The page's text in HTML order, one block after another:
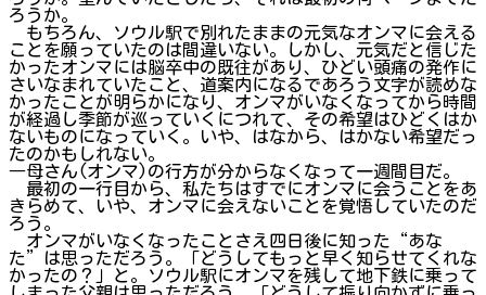
ろうか。
もちろん、ソウル駅で別れたままの元気なオンマに会える
ことを願っていたのは間違いない。しかし、元気だと信じた
かったオンマには脳卒中の既往があり、ひどい頭痛の発作に
さいなまれていたこと、道案内になるであろう文字が読めな
かったことが明らかになり、オンマがいなくなってから時間
が経過し季節が巡っていくにつれて、その希望はひどくはか
ないものになっていく。いや、はなから、はかない希望だっ
たのかもしれない。
―母さん(オンマ)の行方が分からなくなって一週間目だ。
最初の一行目から、私たちはすでにオンマに会うことをあ
きらめて、いや、オンマに会えないことを覚悟していたのだ
ろう。
オンマがいなくなったことさえ四日後に知った“あな
た”は思っただろう。「どうしてもっと早く知らせてくれな
かったの？」と。ソウル駅にオンマを残して地下鉄に乗って